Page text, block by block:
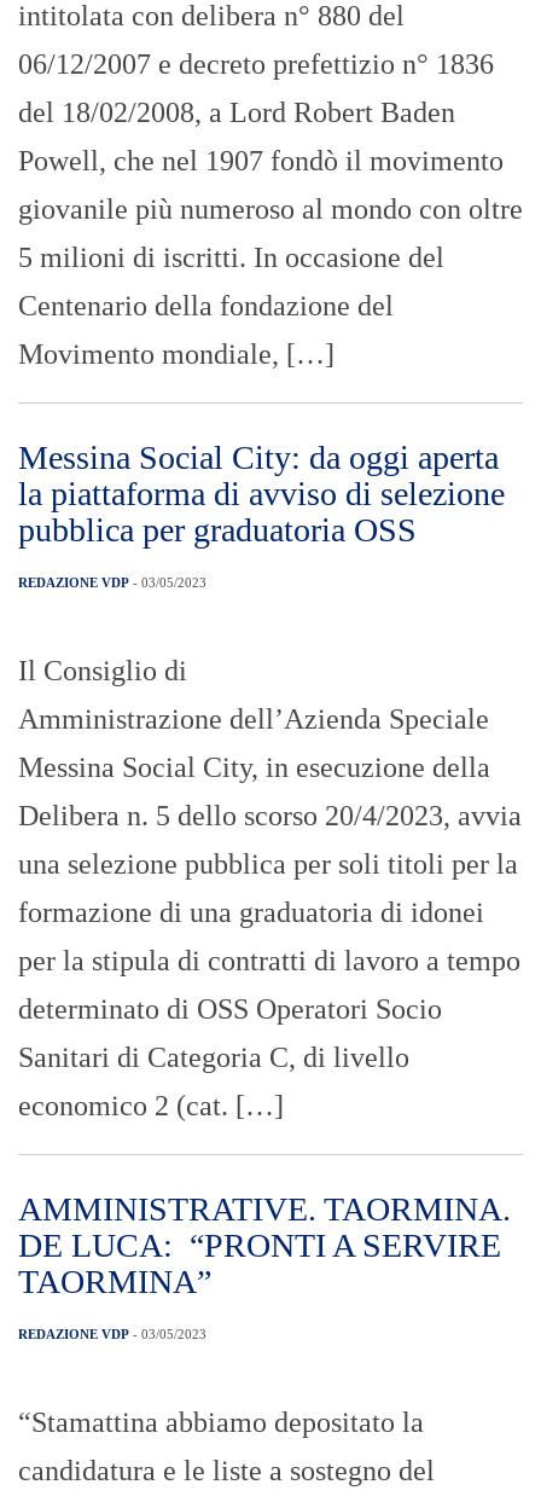
intitolata con delibera n° 880 del
06/12/2007 e decreto prefettizio n° 1836
del 18/02/2008, a Lord Robert Baden
Powell, che nel 1907 fondò il movimento
giovanile più numeroso al mondo con oltre
5 milioni di iscritti. In occasione del
Centenario della fondazione del
Movimento mondiale, […]
Messina Social City: da oggi aperta
la piattaforma di avviso di selezione
pubblica per graduatoria OSS
REDAZIONE VDP - 03/05/2023
Il Consiglio di
Amministrazione dell’Azienda Speciale
Messina Social City, in esecuzione della
Delibera n. 5 dello scorso 20/4/2023, avvia
una selezione pubblica per soli titoli per la
formazione di una graduatoria di idonei
per la stipula di contratti di lavoro a tempo
determinato di OSS Operatori Socio
Sanitari di Categoria C, di livello
economico 2 (cat. […]
AMMINISTRATIVE. TAORMINA.
DE LUCA: “PRONTI A SERVIRE
TAORMINA”
REDAZIONE VDP - 03/05/2023
“Stamattina abbiamo depositato la
candidatura e le liste a sostegno del